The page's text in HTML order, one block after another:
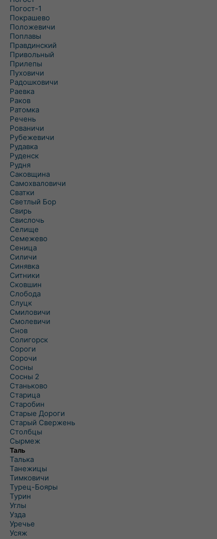
Погост-1
Покрашево
Положевичи
Поплавы
Правдинский
Привольный
Прилепы
Пуховичи
Радошковичи
Раевка
Раков
Ратомка
Речень
Рованичи
Рубежевичи
Рудавка
Руденск
Рудня
Саковщина
Самохваловичи
Сватки
Светлый Бор
Свирь
Свислочь
Селище
Семежево
Сеница
Силичи
Синявка
Ситники
Сковшин
Слобода
Слуцк
Смиловичи
Смолевичи
Снов
Солигорск
Сороги
Сорочи
Сосны
Сосны 2
Станьково
Старица
Старобин
Старые Дороги
Старый Свержень
Столбцы
Сырмеж
Таль
Талька
Танежицы
Тимковичи
Турец-Бояры
Турин
Углы
Узда
Уречье
Усяж